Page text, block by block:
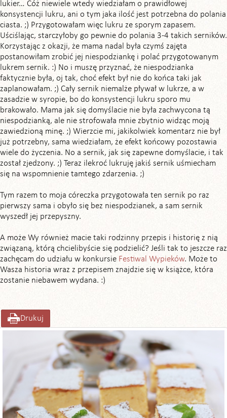
lukier… Cóż niewiele wtedy wiedziałam o prawidłowej
konsystencji lukru, ani o tym jaka ilość jest potrzebna do polania
ciasta. ;) Przygotowałam więc lukru ze sporym zapasem.
Uściślając, starczyłoby go pewnie do polania 3-4 takich serników.
Korzystając z okazji, że mama nadal była czymś zajęta
postanowiłam zrobić jej niespodziankę i polać przygotowanym
lukrem sernik. :) No i muszę przyznać, że niespodzianka
faktycznie była, oj tak, choć efekt był nie do końca taki jak
zaplanowałam. ;) Cały sernik niemalże pływał w lukrze, a w
zasadzie w syropie, bo do konsystencji lukru sporo mu
brakowało. Mama jak się domyślacie nie była zachwycona tą
niespodzianką, ale nie strofowała mnie zbytnio widząc moją
zawiedzioną minę. ;) Wierzcie mi, jakikolwiek komentarz nie był
już potrzebny, sama wiedziałam, że efekt końcowy pozostawia
wiele do życzenia. No a sernik, jak się zapewne domyślacie, i tak
został zjedzony. ;) Teraz ilekroć lukruję jakiś sernik uśmiecham
się na wspomnienie tamtego zdarzenia. ;)
Tym razem to moja córeczka przygotowała ten sernik po raz
pierwszy sama i obyło się bez niespodzianek, a sam sernik
wyszedł jej przepyszny.
A może Wy również macie taki rodzinny przepis i historię z nią
związaną, którą chcielibyście się podzielić? Jeśli tak to jeszcze raz
zachęcam do udziału w konkursie Festiwal Wypieków. Może to
Wasza historia wraz z przepisem znajdzie się w książce, która
zostanie niebawem wydana. :)
Drukuj